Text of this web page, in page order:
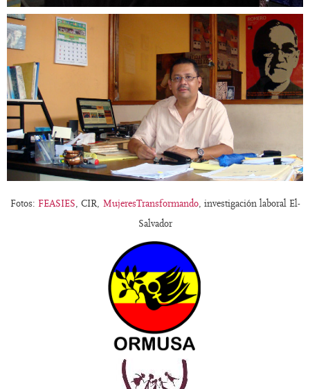
Fotos: FEASIES, CIR, MujeresTransformando, investigación laboral El-
Salvador